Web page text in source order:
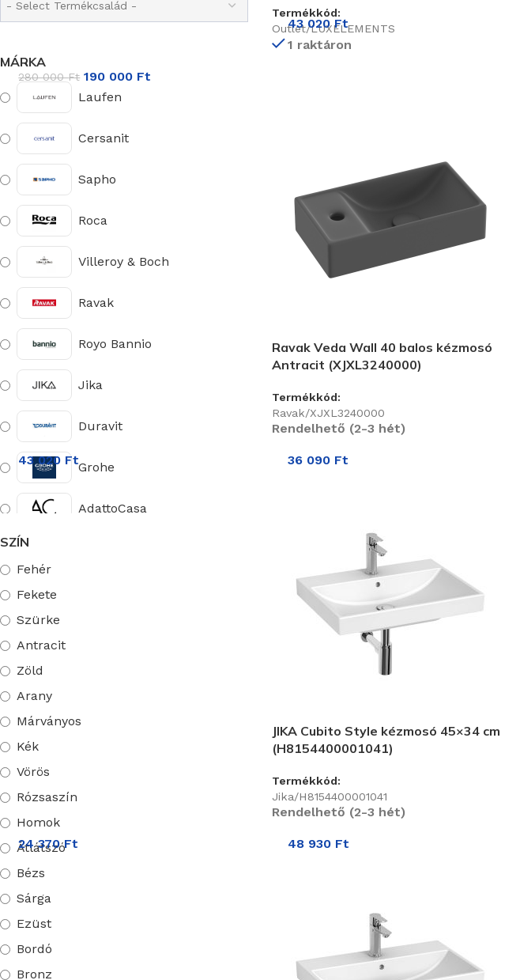
MÁRKA
Laufen
Cersanit
Sapho
Roca
Villeroy & Boch
Ravak
Royo Bannio
Jika
Duravit
Grohe
AdattoCasa
Egyéb
SZÍN
Fehér
Fekete
Szürke
Antracit
Zöld
Arany
Márványos
Kék
Vörös
Rózsaszín
Homok
Átlátszó
Bézs
Sárga
Ezüst
Bordó
Bronz
Termékkód:
Outlet/LUXELEMENTS
1 raktáron
280 000Ft 190 000 Ft
43 020Ft
Ravak Veda Wall 40 balos kézmosó
Antracit (XJXL3240000)
Termékkód:
Ravak/XJXL3240000
Rendelhető (2-3 hét)
43 020 Ft 36 090 Ft
JIKA Cubito Style kézmosó 45×34 cm
(H8154400001041)
Termékkód:
Jika/H8154400001041
Rendelhető (2-3 hét)
24 370Ft 48 930 Ft